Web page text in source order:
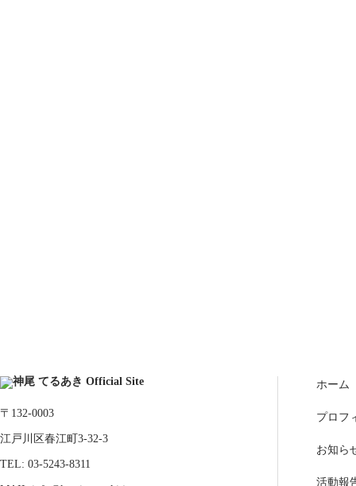
〒132-0003
江戸川区春江町3-32-3
TEL: 03-5243-8311
ホーム
プロフ
お知ら
活動報